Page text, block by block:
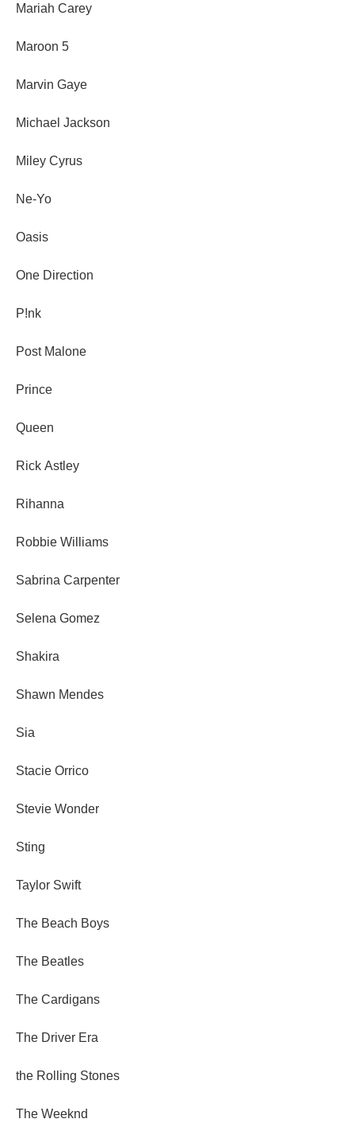
Mariah Carey
Maroon 5
Marvin Gaye
Michael Jackson
Miley Cyrus
Ne-Yo
Oasis
One Direction
P!nk
Post Malone
Prince
Queen
Rick Astley
Rihanna
Robbie Williams
Sabrina Carpenter
Selena Gomez
Shakira
Shawn Mendes
Sia
Stacie Orrico
Stevie Wonder
Sting
Taylor Swift
The Beach Boys
The Beatles
The Cardigans
The Driver Era
the Rolling Stones
The Weeknd